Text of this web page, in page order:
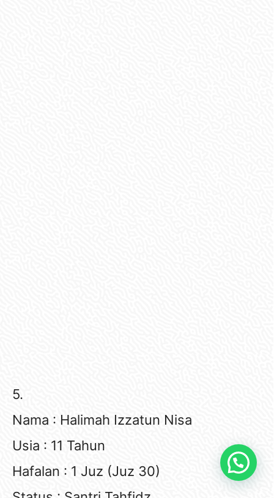
5.
Nama : Halimah Izzatun Nisa
Usia : 11 Tahun
Hafalan : 1 Juz (Juz 30)